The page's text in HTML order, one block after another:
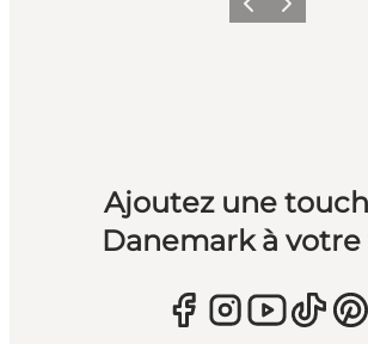
PrécédentSuivant
Ajoutez une
Danemark à votre